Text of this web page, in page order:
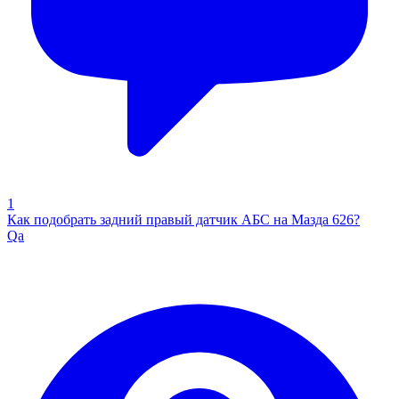
1
Как подобрать задний правый датчик АБС на Мазда 626?
Qa